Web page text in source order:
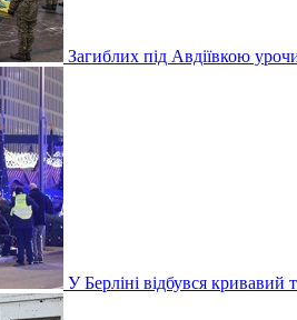
Загиблих під Авдіївкою
У Берліні відбувся